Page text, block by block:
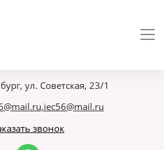
ул. Советская, 23/1
звонок